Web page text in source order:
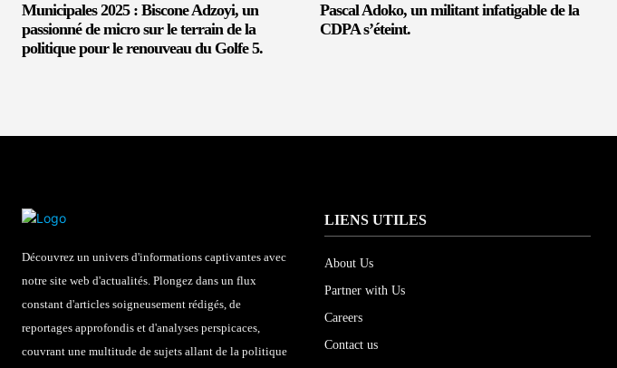
Municipales 2025 : Biscone Adzoyi, un
passionné de micro sur le terrain de la
politique pour le renouveau du Golfe 5.
Pascal Adoko, un militant infatigable de la
CDPA s’éteint.
Découvrez un univers d'informations captivantes avec
notre site web d'actualités. Plongez dans un flux
constant d'articles soigneusement rédigés, de
reportages approfondis et d'analyses perspicaces,
couvrant une multitude de sujets allant de la politique
LIENS UTILES
About Us
Partner with Us
Careers
Contact us